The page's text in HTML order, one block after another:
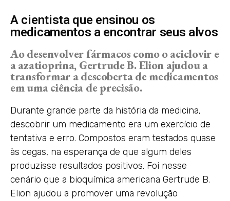
A cientista que ensinou os
medicamentos a encontrar seus alvos
Ao desenvolver fármacos como o aciclovir e
a azatioprina, Gertrude B. Elion ajudou a
transformar a descoberta de medicamentos
em uma ciência de precisão.
Durante grande parte da história da medicina,
descobrir um medicamento era um exercício de
tentativa e erro. Compostos eram testados quase
às cegas, na esperança de que algum deles
produzisse resultados positivos. Foi nesse
cenário que a bioquímica americana Gertrude B.
Elion ajudou a promover uma revolução